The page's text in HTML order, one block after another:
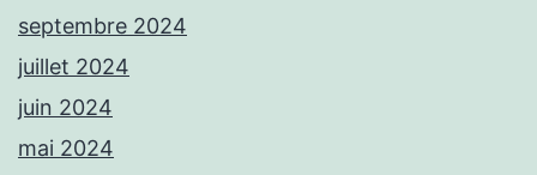
septembre 2024
juillet 2024
juin 2024
mai 2024